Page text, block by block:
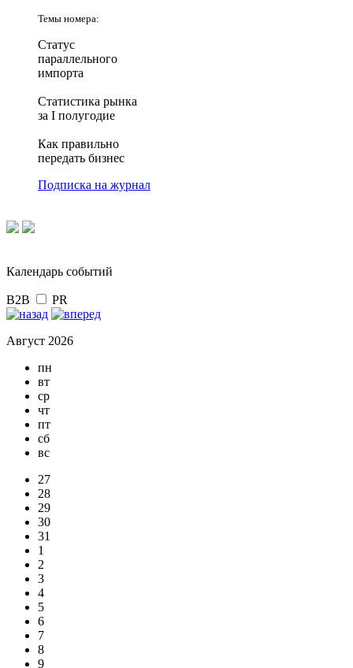
Темы номера:
Статус
параллельного
импорта
Статистика рынка
за I полугодие
Как правильно
передать бизнес
Подписка на журнал
Календарь событий
B2B PR
Август 2026
пн
вт
ср
чт
пт
сб
вс
27
28
29
30
31
1
2
3
4
5
6
7
8
9